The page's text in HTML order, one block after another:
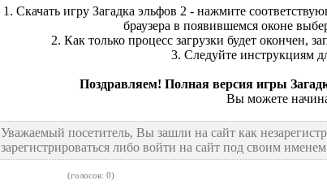
1. Скачать игру Загадка эльфов 2 - нажмите
браузера в появившемся оконе
2. Как только процесс загрузки будет окончен,
3. Следуйте инструкциям
Поздравляем! Полная версия игры
Вы можете
Уважаемый посетитель, Вы зашли на сайт как
зарегистрироваться либо войти на сайт под своим
(голосов: 0)